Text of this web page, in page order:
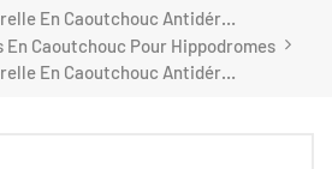
Tapis De Passerelle En Caoutchouc Antidérapant Pour Route Aveugle
En Caoutchouc Pour Hippodromes
Tapis De Passerelle En Caoutchouc Antidérapant Pour Route Aveugle